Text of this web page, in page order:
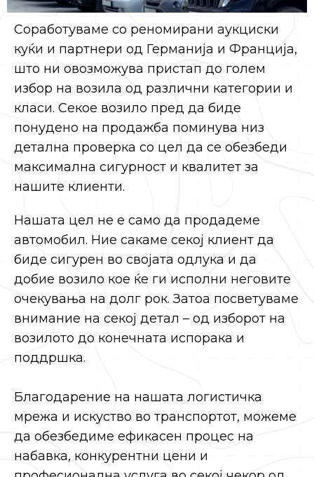
Соработуваме со реномирани аукциски
куќи и партнери од Германија и Франција,
што ни овозможува пристап до голем
избор на возила од различни категории и
класи. Секое возило пред да биде
понудено на продажба поминува низ
детална проверка со цел да се обезбеди
максимална сигурност и квалитет за
нашите клиенти.
Нашата цел не е само да продадеме
автомобил. Ние сакаме секој клиент да
биде сигурен во својата одлука и да
добие возило кое ќе ги исполни неговите
очекувања на долг рок. Затоа посветуваме
внимание на секој детал – од изборот на
возилото до конечната испорака и
поддршка.
Благодарение на нашата логистичка
мрежа и искуство во транспортот, можеме
да обезбедиме ефикасен процес на
набавка, конкурентни цени и